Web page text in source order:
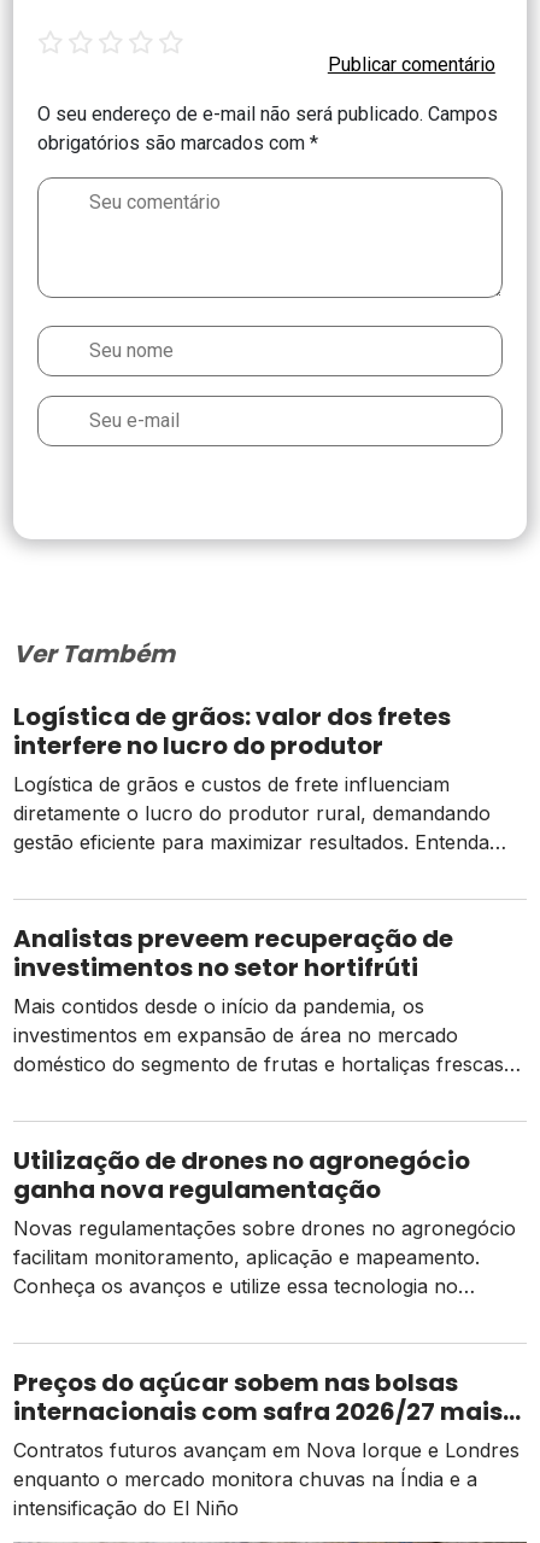
O seu endereço de e-mail não será publicado. Campos
obrigatórios são marcados com*
star stars stars stars stars
Ver Também
Logística de grãos: valor dos fretes
interfere no lucro do produtor
Logística de grãos e custos de frete influenciam
diretamente o lucro do produtor rural, demandando
gestão eficiente para maximizar resultados. Entenda
Conab (Companhia Nacional de Abastecimento),
publicada no dia 9 de dezembro, a safra 21/22 de grãos
deve alcançar um volume total de 291,1 milhões de […]
Analistas preveem recuperação de
investimentos no setor hortifrúti
Mais contidos desde o início da pandemia, os
investimentos em expansão de área no mercado
doméstico do segmento de frutas e hortaliças frescas
principais causas para a retração do capital aplicado,
podemos citar as incertezas econômicas e o aumento
dos custos de produção presentes no período de
enfrentamento […]
Utilização de drones no agronegócio
ganha nova regulamentação
Novas regulamentações sobre drones no agronegócio
facilitam monitoramento, aplicação e mapeamento.
Conheça os avanços e utilize essa tecnologia no
vem se modernizando cada dia mais. Houve
investimentos em todos os elos da cadeia, desde
melhoramento genético das plantas até máquinas
agrícolas com tecnologia de ponta. O próximo grande
[…]
Preços do açúcar sobem nas bolsas
internacionais com safra 2026/27 mais
apertada
Contratos futuros avançam em Nova Iorque e Londres
enquanto o mercado monitora chuvas na Índia e a
intensificação do El Niño